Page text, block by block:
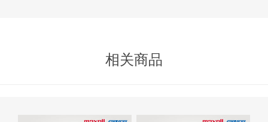
相关商品